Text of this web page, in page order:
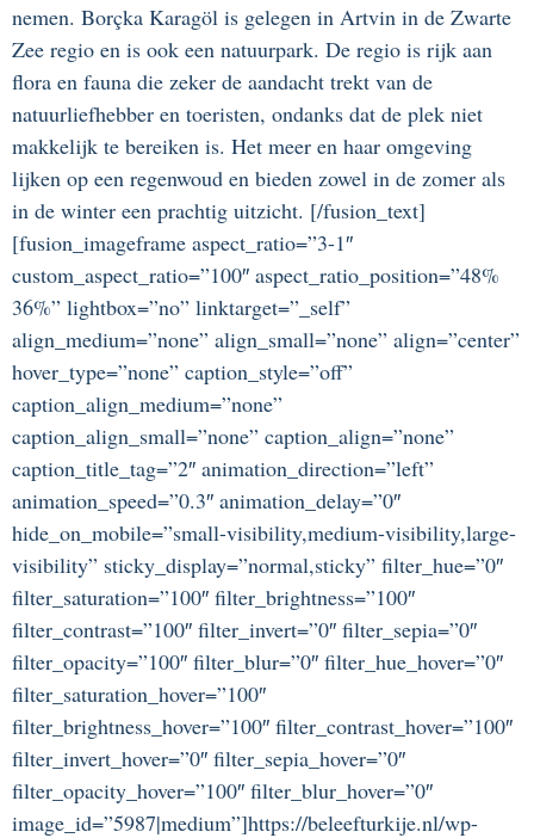
nemen. Borçka Karagöl is gelegen in Artvin in de Zwarte
Zee regio en is ook een natuurpark. De regio is rijk aan
flora en fauna die zeker de aandacht trekt van de
natuurliefhebber en toeristen, ondanks dat de plek niet
makkelijk te bereiken is. Het meer en haar omgeving
lijken op een regenwoud en bieden zowel in de zomer als
in de winter een prachtig uitzicht. [/fusion_text]
[fusion_imageframe aspect_ratio=”3-1″
custom_aspect_ratio=”100″ aspect_ratio_position=”48%
36%” lightbox=”no” linktarget=”_self”
align_medium=”none” align_small=”none” align=”center”
hover_type=”none” caption_style=”off”
caption_align_medium=”none”
caption_align_small=”none” caption_align=”none”
caption_title_tag=”2″ animation_direction=”left”
animation_speed=”0.3″ animation_delay=”0″
hide_on_mobile=”small-visibility,medium-visibility,large-
visibility” sticky_display=”normal,sticky” filter_hue=”0″
filter_saturation=”100″ filter_brightness=”100″
filter_contrast=”100″ filter_invert=”0″ filter_sepia=”0″
filter_opacity=”100″ filter_blur=”0″ filter_hue_hover=”0″
filter_saturation_hover=”100″
filter_brightness_hover=”100″ filter_contrast_hover=”100″
filter_invert_hover=”0″ filter_sepia_hover=”0″
filter_opacity_hover=”100″ filter_blur_hover=”0″
image_id=”5987|medium”]https://beleefturkije.nl/wp-